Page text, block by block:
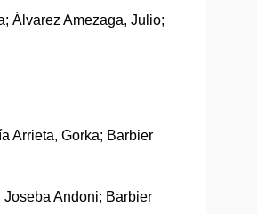
Álvarez Amezaga, Julio;
Arrieta, Gorka; Barbier
Andoni; Barbier